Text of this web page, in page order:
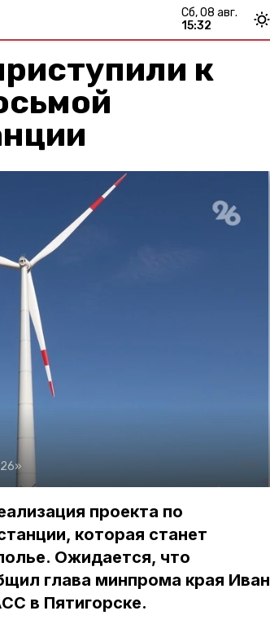
сб, 08 авг.
15:32
к
проекта по
которая станет
Ожидается, что
глава минпрома края Иван
в Пятигорске.